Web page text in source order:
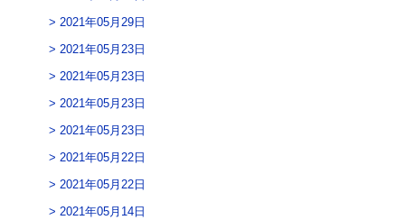
2021年05月29日
2021年05月23日
2021年05月23日
2021年05月23日
2021年05月23日
2021年05月22日
2021年05月22日
2021年05月14日